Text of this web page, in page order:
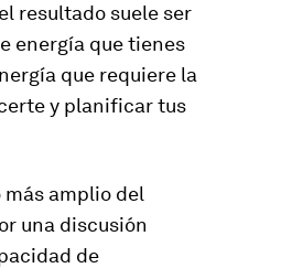
resultado suele ser
energía que tienes
que requiere la
y planificar tus
amplio del
una discusión
de